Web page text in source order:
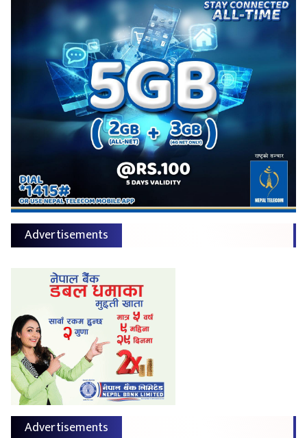
Advertisements
Advertisements